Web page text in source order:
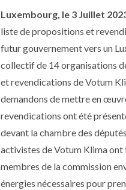
Luxembourg, le 3 Juillet
liste de propositions et
futur gouvernement vers un
collectif de 14 organisations
et revendications de Votum
demandons de mettre en
revendications ont été
devant la chambre des
activistes de Votum Klima ont
membres de la commission
énergies nécessaires pour